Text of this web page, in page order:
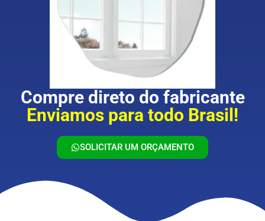
Compre direto do fabricante
Enviamos para todo Brasil!
SOLICITAR UM ORÇAMENTO